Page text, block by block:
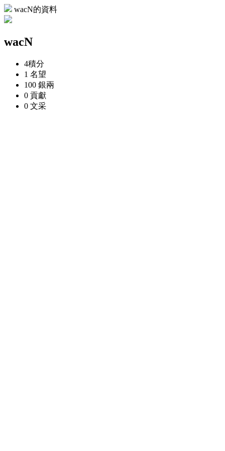
wacN的資料
wacN
4積分
1 名望
100 銀兩
0 貢獻
0 文采